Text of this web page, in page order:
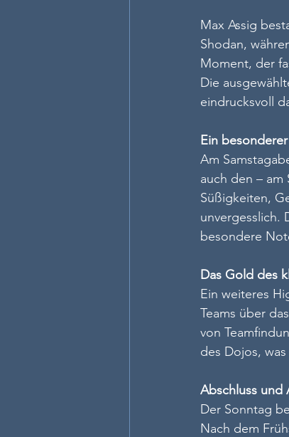
Max Assig
Shodan,
Moment, der
Die
eindrucksvoll
Ein
Am
auch den –
Süßigkeiten,
unvergesslich.
besondere
Das Gold des
Ein weiteres
Teams über
von
des Dojos,
Abschluss und
Der Sonntag
Nach dem